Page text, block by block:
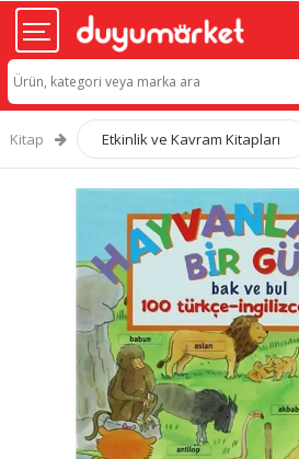
Kitap Etkinlik ve Kavram Kitapları